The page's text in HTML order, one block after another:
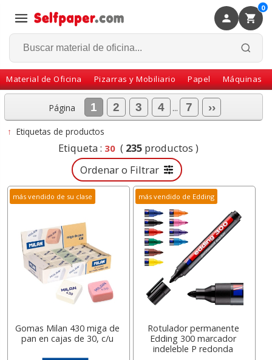
0
Material de Oficina Pizarras y Mobiliario Papel Máquinas
Volver
Página 1 2 3 4 ... 7 ››
↑Etiquetas de productos
Etiqueta : 30 ( 235productos )
Ordenar o Filtrar
más vendido de su clase
Gomas Milan 430 miga de
pan en cajas de 30, c/u
más vendido de Edding
Rotulador permanente
Edding 300 marcador
indeleble P redonda